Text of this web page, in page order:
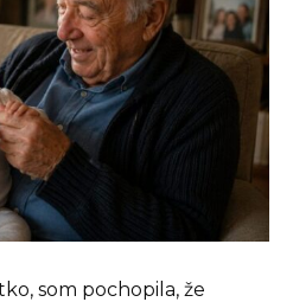
som pochopila, že